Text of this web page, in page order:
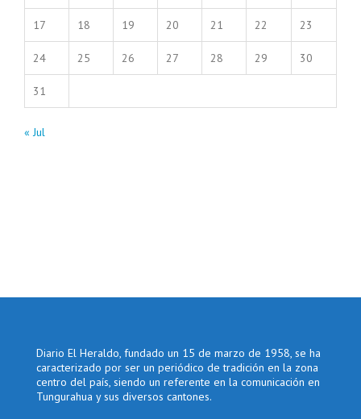
17 18 19 20 21 22 23
24 25 26 27 28 29 30
31
« Jul
Diario El Heraldo, fundado un 15 de marzo de 1958, se ha
caracterizado por ser un periódico de tradición en la zona
centro del país, siendo un referente en la comunicación en
Tungurahua y sus diversos cantones.